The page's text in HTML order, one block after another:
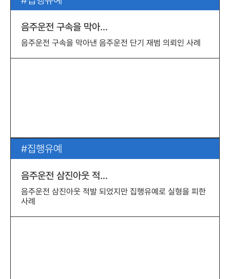
음주운전 구속을 막아…
음주운전 구속을 막아낸 음주운전 단기 재범 의뢰인 사례
집행유예
음주운전 삼진아웃 적…
음주운전 삼진아웃 적발 되었지만 집행유예로 실형을 피한
사례